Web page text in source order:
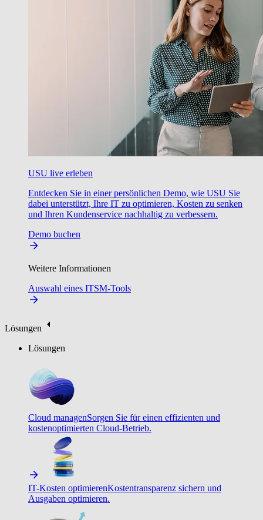
USU live erleben
Entdecken Sie in einer persönlichen Demo, wie USU Sie
dabei unterstützt, Ihre IT zu optimieren, Kosten zu senken
und Ihren Kundenservice nachhaltig zu verbessern.
Demo buchen
Weitere Informationen
Auswahl eines ITSM-Tools
Lösungen
Lösungen
Cloud managenSorgen Sie für einen effizienten und
kostenoptimierten Cloud-Betrieb.
IT-Kosten optimierenKostentransparenz sichern und
Ausgaben optimieren.